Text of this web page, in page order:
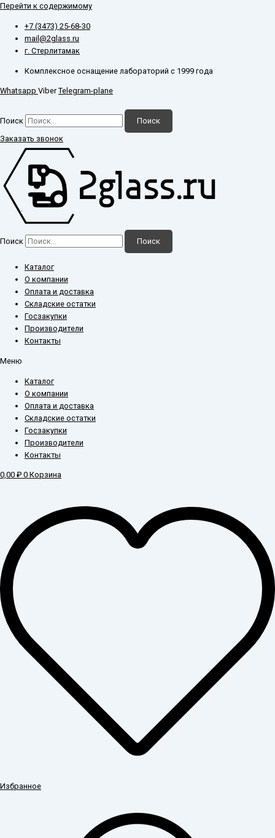
Перейти к содержимому
+7 (3473) 25-68-30
mail@2glass.ru
г. Стерлитамак
Комплексное оснащение лабораторий с 1999 года
Whatsapp Viber Telegram-plane
Поиск
Поиск
Заказать звонок
Поиск Поиск
Каталог
О компании
Оплата и доставка
Складские остатки
Госзакупки
Производители
Контакты
Меню
Каталог
О компании
Оплата и доставка
Складские остатки
Госзакупки
Производители
Контакты
0,00 ₽ 0 Корзина
Избранное